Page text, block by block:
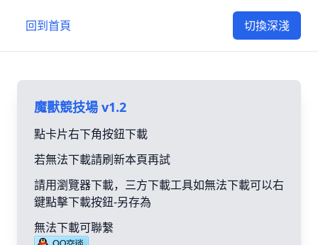
回到首頁 切換深淺
魔獸競技場 v1.2
點卡片右下角按鈕下載
若無法下載請刷新本頁再試
請用瀏覽器下載，三方下載工具如無法下載可以右
鍵點擊下載按鈕-另存為
無法下載可聯繫